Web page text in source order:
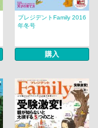
プレジデントFamily 2016
年冬号
購入